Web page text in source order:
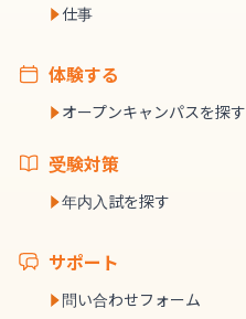
仕事
体験する
オープンキャンパスを探す
受験対策
年内入試を探す
サポート
問い合わせフォーム